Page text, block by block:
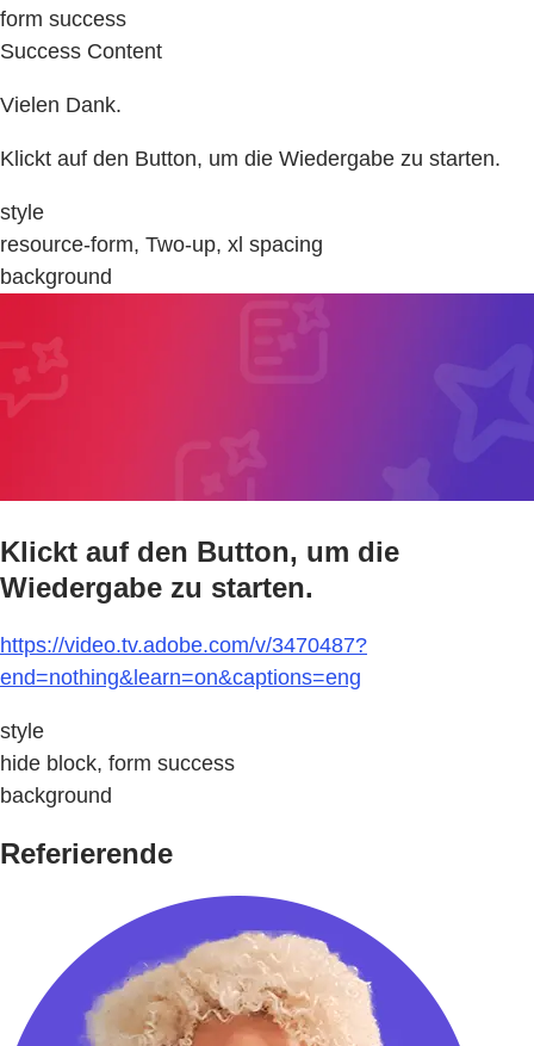
form success
Success Content
Vielen Dank.
Klickt auf den Button, um die Wiedergabe zu starten.
style
resource-form, Two-up, xl spacing
background
Klickt auf den Button, um die
Wiedergabe zu starten.
https://video.tv.adobe.com/v/3470487?
end=nothing&learn=on&captions=eng
style
hide block, form success
background
Referierende